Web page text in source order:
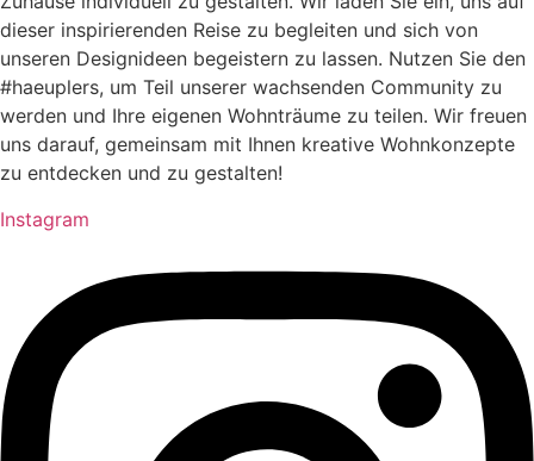
dieser inspirierenden Reise zu begleiten und sich von
unseren Designideen begeistern zu lassen. Nutzen Sie den
#haeuplers, um Teil unserer wachsenden Community zu
werden und Ihre eigenen Wohnträume zu teilen. Wir freuen
uns darauf, gemeinsam mit Ihnen kreative Wohnkonzepte
zu entdecken und zu gestalten!
Instagram